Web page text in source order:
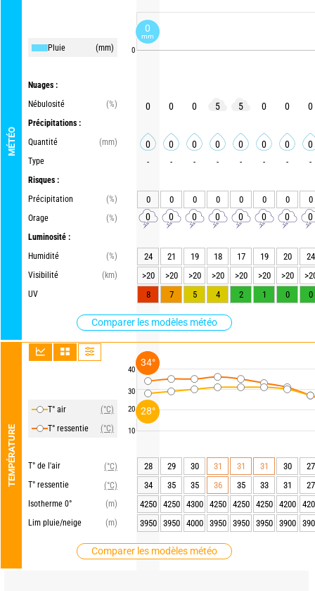
MÉTÉO
Pluie (mm)
Nuages :
Nébulosité
(%)
Précipitations :
Quantité
(mm)
Type
Risques :
Précipitation
(%)
Orage
(%)
Luminosité :
Humidité
(%)
Visibilité
(km)
UV
Comparer les modèles météo
TEMPÉRATURE
T° air
(°C)
T° ressentie
(°C)
T° de l'air
(°C)
T° ressentie
(°C)
Isotherme 0°
(m)
Lim pluie/neige
(m)
Comparer les modèles météo
0
40
30
20
10
0 0 0 5 5 0 0 0
0 0 0 0 0 0 0 0
- - - - - - - -
0 0 0 0 0 0 0 0
0 0 0 0 0 0 0 0
24 21 19 18 17 19 20
24
>20
>20 >20 >20 >20 >20 >20
8
7 5 4 2 1 0 0
28 29 30 31 31 31 30
27
34
35 35 36 35 33 31
27
4250
4250 4300 4250 4250 4250 4200
3950
3950 4000 3950 3950 3950 3900
0
mm
28°
34°